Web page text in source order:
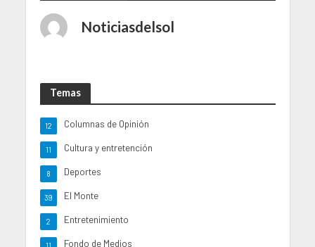
Noticiasdelsol
Temas
Columnas de Opinión
12
Cultura y entretención
11
Deportes
8
El Monte
39
Entretenimiento
2
Fondo de Medios